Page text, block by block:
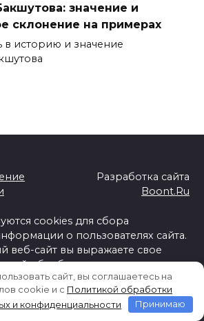
значение и
склонение на примерах
в историю и значение
Разработка сайта
Boont.Ru
cookies для сбора
о пользователях сайта.
веб-сайт вы выражаете свое
обработки персональных
сайт, вы соглашаетесь на
cookie и c Политикой обработки
и конфиденциальности
Принимаю